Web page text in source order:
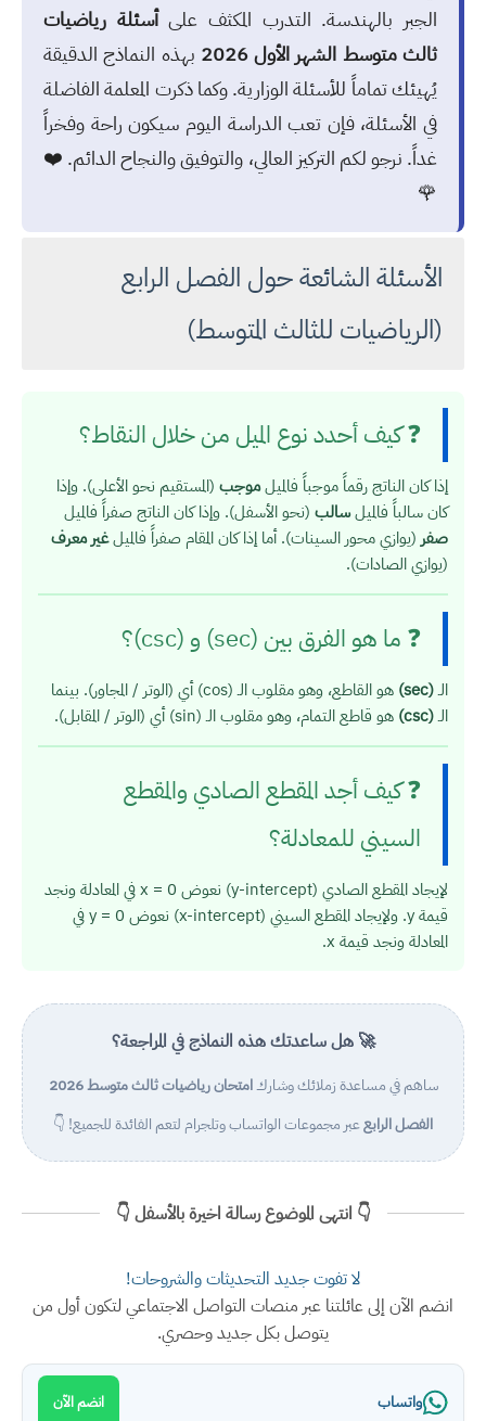
الجبر بالهندسة. التدرب المكثف علىأسئلة رياضيات
ثالث متوسط الشهر الأول 2026
بهذه النماذج الدقيقة
يُهيئك تماماً للأسئلة الوزارية. وكما ذكرت المعلمة الفاضلة
في الأسئلة، فإن تعب الدراسة اليوم سيكون راحة وفخراً
غداً. نرجو لكم التركيز العالي، والتوفيق والنجاح الدائم. ❤️
🌹
الأسئلة الشائعة حول الفصل الرابع
(الرياضيات للثالث المتوسط)
❓ كيف أحدد نوع الميل من خلال النقاط؟
إذا كان الناتج رقماً موجباً فالميلموجب (المستقيم نحو الأعلى). وإذا
كان سالباً فالميلسالب (نحو الأسفل). وإذا كان الناتج صفراً فالميل
صفر (يوازي محور السينات). أما إذا كان المقام صفراً فالميلغير معرف
(يوازي الصادات).
❓ ما هو الفرق بين (sec) و (csc)؟
الـ(sec)
هو القاطع، وهو مقلوب الـ (cos) أي (الوتر / المجاور). بينما
الـ(csc) هو قاطع التمام، وهو مقلوب الـ (sin) أي (الوتر / المقابل).
❓ كيف أجد المقطع الصادي والمقطع
السيني للمعادلة؟
لإيجاد المقطع الصادي (y-intercept) نعوض x = 0 في المعادلة ونجد
قيمة y. ولإيجاد المقطع السيني (x-intercept) نعوض y = 0 في
المعادلة ونجد قيمة x.
🚀 هل ساعدتك هذه النماذج في المراجعة؟
ساهم في مساعدة زملائك وشارك
امتحان رياضيات ثالث متوسط 2026
الفصل الرابععبر مجموعات الواتساب وتلجرام لتعم الفائدة للجميع! 👇
👇 انتهى الموضوع رسالة اخيرة بالأسفل 👇
لا تفوت جديد التحديثات والشروحات!
انضم الآن إلى عائلتنا عبر منصات التواصل الاجتماعي لتكون أول من
يتوصل بكل جديد وحصري.
واتساب انضم الآن